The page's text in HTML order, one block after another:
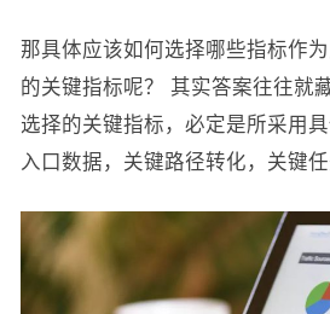
那具体应该如何选择哪些指标作
的关键指标呢？ 其实答案往往就
选择的关键指标，必定是所采用
入口数据，关键路径转化，关键任